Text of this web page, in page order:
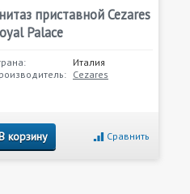
приставной Cezares
Palace
Италия
Cezares
корзину Сравнить